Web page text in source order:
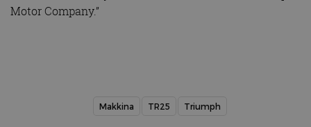
Motor Company.”
Makkina TR25 Triumph